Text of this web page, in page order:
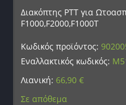
Διακόπτης PTT για
F1000,F2000,F1000T
Κωδικός προϊόντος:
Εναλλακτικός κωδικός:
Λιανική: 66,90€
Σε απόθεμα